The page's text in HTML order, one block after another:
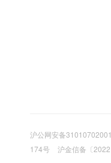
沪公网安备
174号
沪金信备〔